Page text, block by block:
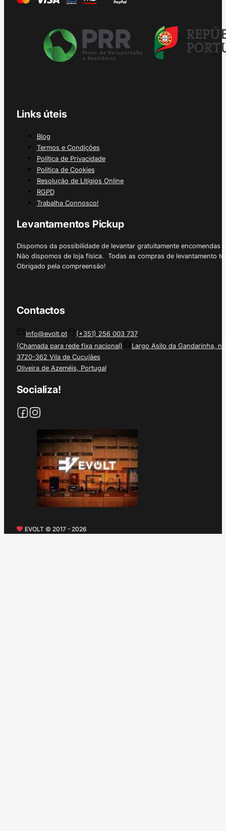
Links úteis
Blog
Termos e Condições
Política de Privacidade
Política de Cookies
Resolução de Litígios Online
RGPD
Trabalha Connosco!
Levantamentos Pickup
Dispomos da possibilidade de levantar gratuitamente
Não dispomos de loja física. Todas as compras de levantamento
Obrigado pela compreensão!
Contactos
info@evolt.pt
(+351) 256 003 737
(Chamada para rede fixa nacional)
Largo Asilo da Gandarinha, nº
3720-362 Vila de Cucujães
Oliveira de Azeméis, Portugal
Socializa!
EVOLT © 2017 - 2026